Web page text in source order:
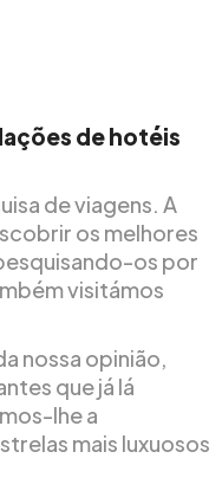
de hotéis
de viagens. A
os melhores
os por
visitámos
nossa opinião,
que já lá
lhe a
mais luxuosos